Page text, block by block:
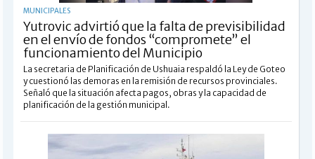
MUNICIPALES
Yutrovic advirtió que la falta de previsibilidad
en el envío de fondos “compromete” el
funcionamiento del Municipio
La secretaria de Planificación de Ushuaia respaldó la Ley de Goteo
y cuestionó las demoras en la remisión de recursos provinciales.
Señaló que la situación afecta pagos, obras y la capacidad de
planificación de la gestión municipal.